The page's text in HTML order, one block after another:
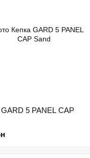
GARD 5 PANEL CAP